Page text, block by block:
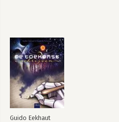
Guido Eekhaut